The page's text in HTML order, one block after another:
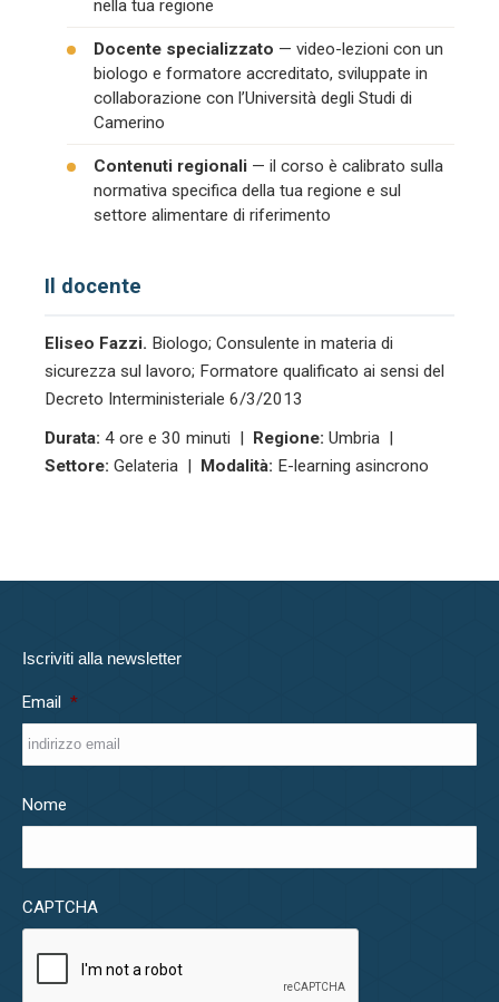
nella tua regione
Docente specializzato — video-lezioni con un
biologo e formatore accreditato, sviluppate in
collaborazione con l’Università degli Studi di
Camerino
Contenuti regionali — il corso è calibrato sulla
normativa specifica della tua regione e sul
settore alimentare di riferimento
Il docente
Eliseo Fazzi. Biologo; Consulente in materia di
sicurezza sul lavoro; Formatore qualificato ai sensi del
Decreto Interministeriale 6/3/2013
Durata: 4 ore e 30 minuti | Regione: Umbria |
Settore: Gelateria | Modalità: E-learning asincrono
Iscriviti alla newsletter
Email *
Nome
CAPTCHA